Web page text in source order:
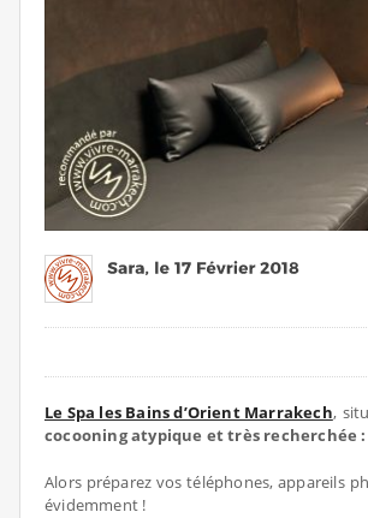
Le Spa les Bains d’Orient Marrakech,
cocooning atypique et très recherchée :
Alors préparez vos téléphones, appareils
évidemment !